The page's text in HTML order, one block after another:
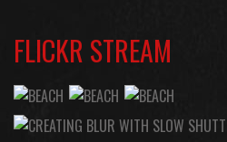
FLICKR STREAM